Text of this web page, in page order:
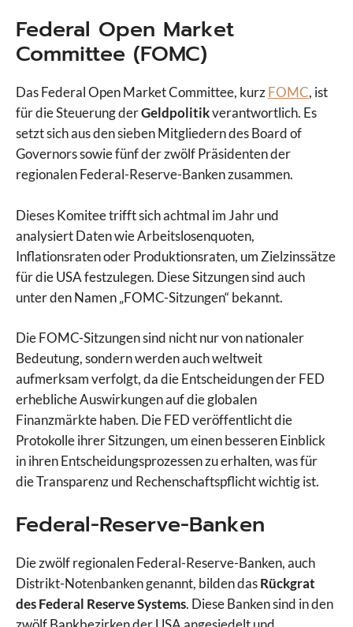
Federal Open Market
Committee (FOMC)
Das Federal Open Market Committee, kurzFOMC, ist
für die Steuerung derGeldpolitikverantwortlich. Es
setzt sich aus den sieben Mitgliedern des Board of
Governors sowie fünf der zwölf Präsidenten der
regionalen Federal-Reserve-Banken zusammen.
Dieses Komitee trifft sich achtmal im Jahr und
analysiert Daten wie Arbeitslosenquoten,
Inflationsraten oder Produktionsraten, um Zielzinssätze
für die USA festzulegen. Diese Sitzungen sind auch
unter den Namen „FOMC-Sitzungen“ bekannt.
Die FOMC-Sitzungen sind nicht nur von nationaler
Bedeutung, sondern werden auch weltweit
aufmerksam verfolgt, da die Entscheidungen der FED
erhebliche Auswirkungen auf die globalen
Finanzmärkte haben. Die FED veröffentlicht die
Protokolle ihrer Sitzungen, um einen besseren Einblick
in ihren Entscheidungsprozessen zu erhalten, was für
die Transparenz und Rechenschaftspflicht wichtig ist.
Federal-Reserve-Banken
Die zwölf regionalen Federal-Reserve-Banken, auch
Distrikt-Notenbanken genannt, bilden dasRückgrat
des Federal Reserve Systems. Diese Banken sind in den